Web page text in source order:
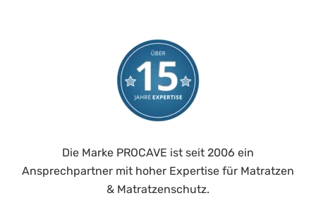
Die Marke PROCAVE ist seit 2006 ein
Ansprechpartner mit hoher Expertise für Matratzen
& Matratzenschutz.